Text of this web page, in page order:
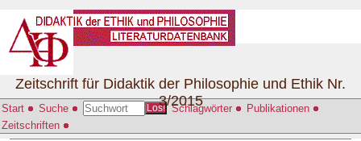
Start Suche Los! Schlagwörter
Publikationen
Zeitschriften
Zeitschrift für Didaktik der Philosophie und Ethik Nr.
3/2015